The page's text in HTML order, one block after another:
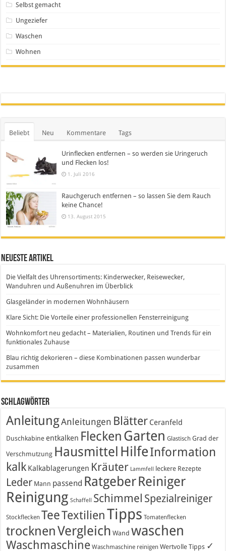
Selbst gemacht
Ungeziefer
Waschen
Wohnen
Beliebt Neu Kommentare Tags
Urinflecken entfernen – so werden sie Uringeruch
und Flecken los!
1. Juli 2016
Rauchgeruch entfernen – so lassen Sie dem Rauch
keine Chance!
13. August 2015
Neueste Artikel
Die Vielfalt des Uhrensortiments: Kinderwecker, Reisewecker,
Wanduhren und Außenuhren im Überblick
Glasgeländer in modernen Wohnhäusern
Klare Sicht: Die Vorteile einer professionellen Fensterreinigung
Wohnkomfort neu gedacht – Materialien, Routinen und Trends für ein
funktionales Zuhause
Blau richtig dekorieren – diese Kombinationen passen wunderbar
zusammen
Schlagwörter
AnleitungAnleitungen Blätter Ceranfeld
Duschkabine entkalken Flecken Garten Glastisch Grad der
Verschmutzung Hausmittel HilfeInformation
kalk Kalkablagerungen Kräuter Lammfell leckere Rezepte
Leder Mann passend RatgeberReiniger
Reinigung Schaffell Schimmel Spezialreiniger
Stockflecken TeeTextilienTipps Tomatenflecken
trocknenVergleich Wand waschen
Waschmaschine Waschmaschine reinigen Wertvolle Tipps ✓